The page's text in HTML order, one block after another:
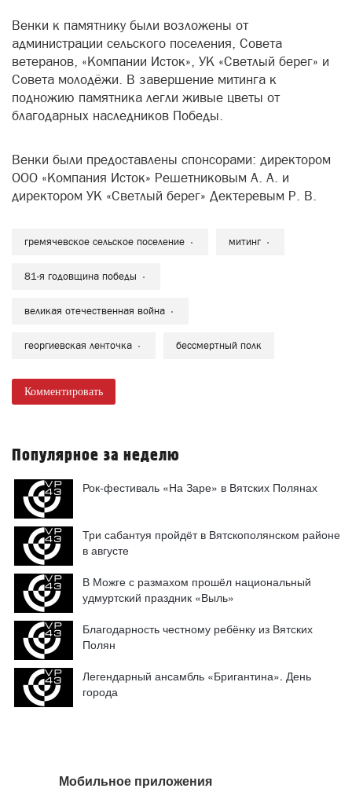
Венки к памятнику были возложены от
администрации сельского поселения, Совета
ветеранов, «Компании Исток», УК «Светлый берег» и
Совета молодёжи. В завершение митинга к
подножию памятника легли живые цветы от
благодарных наследников Победы.
Венки были предоставлены спонсорами: директором
ООО «Компания Исток» Решетниковым А. А. и
директором УК «Светлый берег» Дектеревым Р. В.
гремячевское сельское поселение митинг
81-я годовщина победы
великая отечественная война
георгиевская ленточка бессмертный полк
Комментировать
Популярное за неделю
Рок-фестиваль «На Заре» в Вятских Полянах
Три сабантуя пройдёт в Вятскополянском районе
в августе
В Можге с размахом прошёл национальный
удмуртский праздник «Выль»
Благодарность честному ребёнку из Вятских
Полян
Легендарный ансамбль «Бригантина». День
города
Мобильное приложения